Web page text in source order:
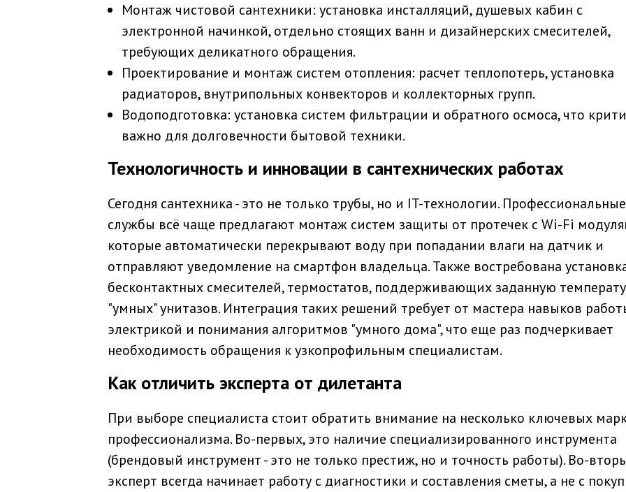
Монтаж чистовой сантехники: установка инсталляций, душевых кабин с
электронной начинкой, отдельно стоящих ванн и дизайнерских смесителей,
требующих деликатного обращения.
Проектирование и монтаж систем отопления: расчет теплопотерь, установка
радиаторов, внутрипольных конвекторов и коллекторных групп.
Водоподготовка: установка систем фильтрации и обратного осмоса, что
важно для долговечности бытовой техники.
Технологичность и инновации в сантехнических работах
Сегодня сантехника - это не только трубы, но и IT-технологии. Профессиональные
службы всё чаще предлагают монтаж систем защиты от протечек с Wi-Fi
которые автоматически перекрывают воду при попадании влаги на датчик и
отправляют уведомление на смартфон владельца. Также востребована
бесконтактных смесителей, термостатов, поддерживающих заданную
"умных" унитазов. Интеграция таких решений требует от мастера навыков
электрикой и понимания алгоритмов "умного дома", что еще раз подчеркивает
необходимость обращения к узкопрофильным специалистам.
Как отличить эксперта от дилетанта
При выборе специалиста стоит обратить внимание на несколько ключевых
профессионализма. Во-первых, это наличие специализированного инструмента
(брендовый инструмент - это не только престиж, но и точность работы). Во-
эксперт всегда начинает работу с диагностики и составления сметы, а не с